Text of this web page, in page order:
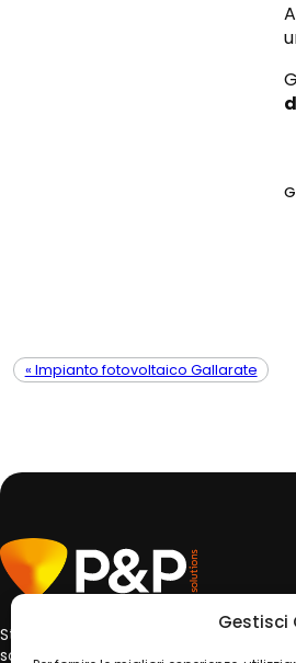
Gestisci
« Impianto fotovoltaico Gallarate
Studio di ingegneria specializzato in
soluzioni energetiche sostenibili. Dalla